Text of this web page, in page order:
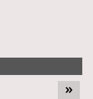
»